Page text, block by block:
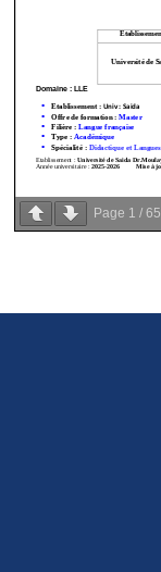
Page 1 / 65